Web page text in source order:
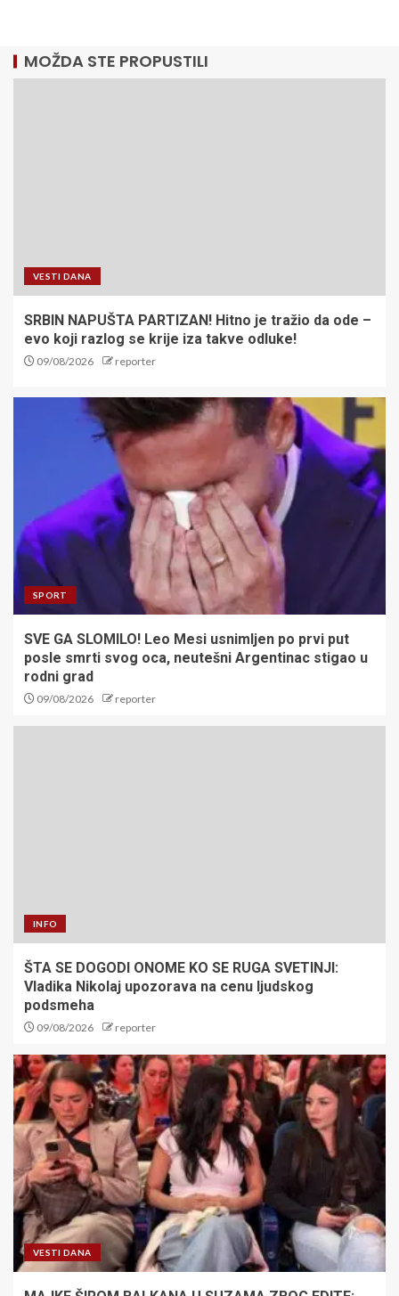
MOŽDA STE PROPUSTILI
VESTI DANA
SRBIN NAPUŠTA PARTIZAN! Hitno je tražio da ode –
evo koji razlog se krije iza takve odluke!
09/08/2026 reporter
SPORT
SVE GA SLOMILO! Leo Mesi usnimljen po prvi put
posle smrti svog oca, neutešni Argentinac stigao u
rodni grad
09/08/2026 reporter
INFO
ŠTA SE DOGODI ONOME KO SE RUGA SVETINJI:
Vladika Nikolaj upozorava na cenu ljudskog
podsmeha
09/08/2026 reporter
VESTI DANA